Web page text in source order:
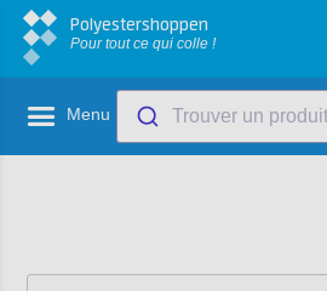
Polyestershoppen
Pour tout ce qui colle !
Menu Trouver un